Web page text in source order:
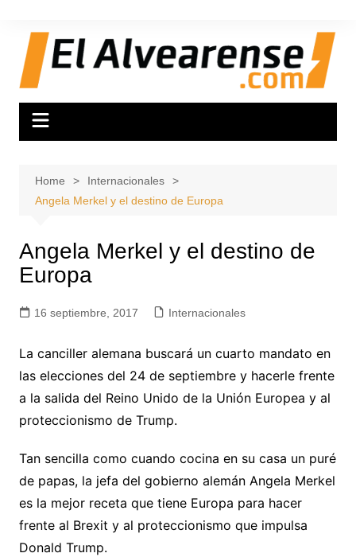
content
Home
Internacionales
Angela Merkel y el destino de Europa
Angela Merkel y el destino de
Europa
16 septiembre, 2017 Internacionales
La canciller alemana buscará un cuarto mandato en
las elecciones del 24 de septiembre y hacerle frente
a la salida del Reino Unido de la Unión Europea y al
proteccionismo de Trump.
Tan sencilla como cuando cocina en su casa un puré
de papas, la jefa del gobierno alemán Angela Merkel
es la mejor receta que tiene Europa para hacer
frente al Brexit y al proteccionismo que impulsa
Donald Trump.